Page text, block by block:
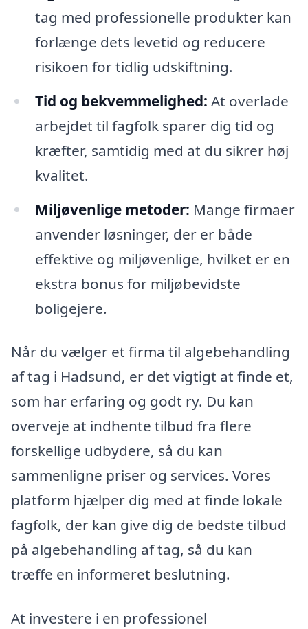
tag med professionelle produkter kan
forlænge dets levetid og reducere
risikoen for tidlig udskiftning.
Tid og bekvemmelighed: At overlade
arbejdet til fagfolk sparer dig tid og
kræfter, samtidig med at du sikrer høj
kvalitet.
Miljøvenlige metoder: Mange firmaer
anvender løsninger, der er både
effektive og miljøvenlige, hvilket er en
ekstra bonus for miljøbevidste
boligejere.
Når du vælger et firma til algebehandling
af tag i Hadsund, er det vigtigt at finde et,
som har erfaring og godt ry. Du kan
overveje at indhente tilbud fra flere
forskellige udbydere, så du kan
sammenligne priser og services. Vores
platform hjælper dig med at finde lokale
fagfolk, der kan give dig de bedste tilbud
på algebehandling af tag, så du kan
træffe en informeret beslutning.
At investere i en professionel